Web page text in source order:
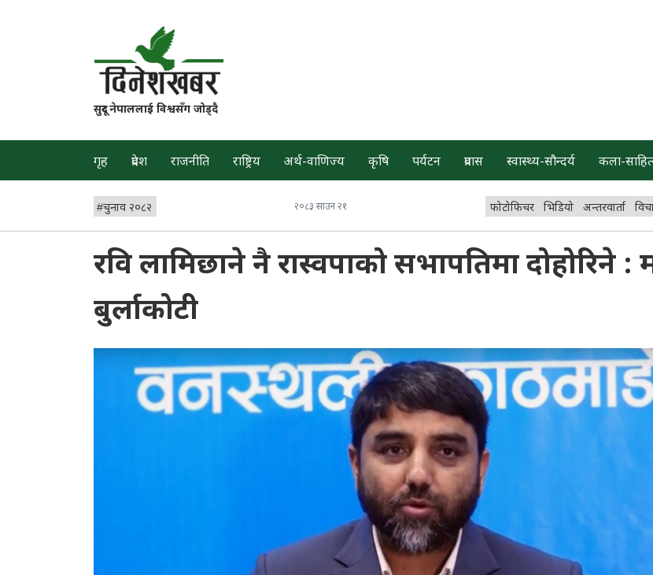
सुदूर नेपाललाई विश्वसँग जोड्दै
गृह प्रदेश राजनीति राष्ट्रिय अर्थ-वाणिज्य कृषि पर्यटन प्रवास स्वास्थ्य-सौन्दर्य कला-
#चुनाव २०८२ २०८३ साउन २१ फोटोफिचर भिडियो अन्तरवार्ता
रवि लामिछाने नै रास्वपाको सभापतिमा दोहोरिने :
बुर्लाकोटी